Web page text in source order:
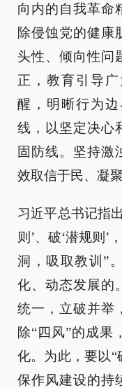
向内的自我革命
除侵蚀党的健康
头性、倾向性问
正，教育引导
醒，明晰行为
线，以坚定决心
固防线。坚持激
效取信于民、凝
习近平总书记指
则’、破‘潜规则’
洞，吸取教训”
化、动态发展的
统一，立破并举
除“四风”的成果
化。为此，要以“
保作风建设的持